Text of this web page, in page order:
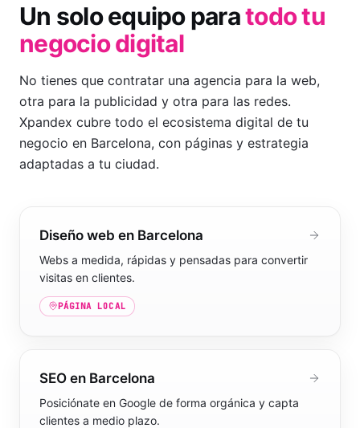
Un solo equipo paratodo tu
negocio digital
No tienes que contratar una agencia para la web,
otra para la publicidad y otra para las redes.
Xpandex cubre todo el ecosistema digital de tu
negocio en Barcelona, con páginas y estrategia
adaptadas a tu ciudad.
Diseño web en Barcelona
Webs a medida, rápidas y pensadas para convertir
visitas en clientes.
PÁGINA LOCAL
SEO en Barcelona
Posiciónate en Google de forma orgánica y capta
clientes a medio plazo.